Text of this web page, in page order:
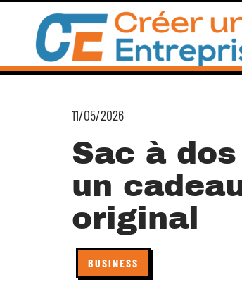
11/05/2026
Sac à
un
original
BUSINESS